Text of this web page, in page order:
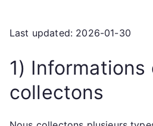
Last updated: 2026-01-30
1) Informations
collectons